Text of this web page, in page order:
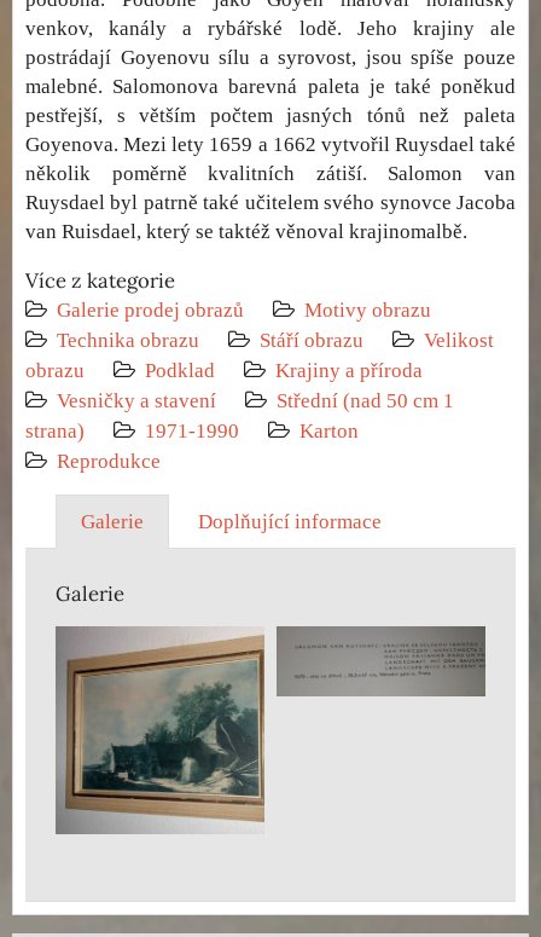
venkov, kanály a rybářské lodě. Jeho krajiny ale
postrádají Goyenovu sílu a syrovost, jsou spíše pouze
malebné. Salomonova barevná paleta je také poněkud
pestřejší, s větším počtem jasných tónů než paleta
Goyenova. Mezi lety 1659 a 1662 vytvořil Ruysdael také
několik poměrně kvalitních zátiší. Salomon van
Ruysdael byl patrně také učitelem svého synovce Jacoba
van Ruisdael, který se taktéž věnoval krajinomalbě.
Více z kategorie
Galerie prodej obrazů
Motivy obrazu
Technika obrazu
Stáří obrazu
Velikost
obrazu
Podklad
Krajiny a příroda
Vesničky a stavení
Střední (nad 50 cm 1
strana)
1971-1990
Karton
Reprodukce
Galerie Doplňující informace
Galerie